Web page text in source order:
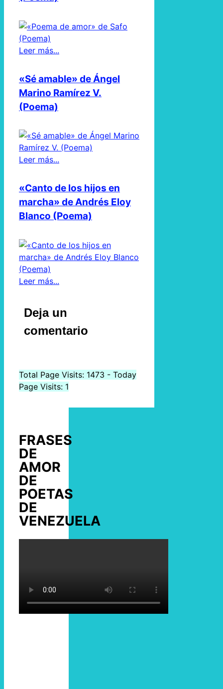
Leer más...
«Sé amable» de Ángel
Marino Ramírez V.
(Poema)
Leer más...
«Canto de los hijos en
marcha» de Andrés Eloy
Blanco (Poema)
Leer más...
Deja un
comentario
Total Page Visits: 1473 - Today
Page Visits: 1
FRASES
DE
AMOR
DE
POETAS
DE
VENEZUELA